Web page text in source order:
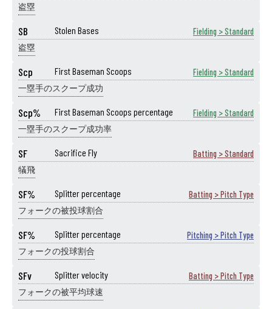
盗塁
SB Stolen Bases Fielding > Standard
盗塁
Scp First Baseman Scoops Fielding > Standard
一塁手のスクープ成功
Scp% First Baseman Scoops percentage Fielding > Standard
一塁手のスクープ成功率
SF Sacrifice Fly Batting > Standard
犠飛
SF% Splitter percentage Batting > Pitch Type
フォークの被投球割合
SF% Splitter percentage Pitching > Pitch Type
フォークの投球割合
SFv Splitter velocity Batting > Pitch Type
フォークの被平均球速